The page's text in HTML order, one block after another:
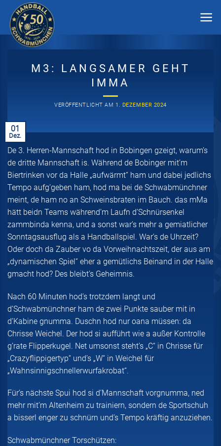
Inhalt
springen
M3: LANGSAMER GEHT
IMMA
VERÖFFENTLICHT AM 1. DEZEMBER 2024
01
Dez.
De 3. Herren-Mannschaft hod in Bobingen gzeigt, warum’s
de dritte Mannschaft is. Während de Bobinger mit’m
Biertrinken vor da Halle „aufwärmt“ ham und dabei jedlichs
Tempo aufg’geben ham, hod ma bei de Schwabmünchner
meint, de ham no an Schweinsbraten im Bauch. das mMa
hätt beidn Teams während’m Laufn d’Schnürsenkel
zammbinda kenna, und a sonst war’s mehr a gemiatlicher
Sonntagsausflug als a Handballspiel. War’s de Uhrzeit?
Oder doch da Zauber vo da Vorweihnachtszeit, der aus am
„dynamischen Spiel“ eher a gemütlichs Beinand in der Halle
gmacht hod? Des bleibt’s Geheimnis.
Nach 60 Minuten hod’s trotzdem langt und
d’Schwabmünchner ham de zwei Punkte sauber mit in
d’Kabine gnumma. Duschn hod nur oana müssen: da
Chrisse Weichel. Der hod si aufführt wie a außer Kontrolle
g’rate Flipperkugel. Net umsonst steht’s „C“ in Chrisse für
„Crazyflippigertyp“ und’s „W“ in Weichel für
„Wahnsinnigschnellerwurfakrobat“.
Für’s nächste Spui hod si d’Mannschaft vorgnumma, ned
mehr mit’m Altenheim zu trainiern, sondern de Sportschuh
a bisserl enger zu schnürn und’s Tempo kräftig anzuziehen.
Schwabmünchner Torschützen: